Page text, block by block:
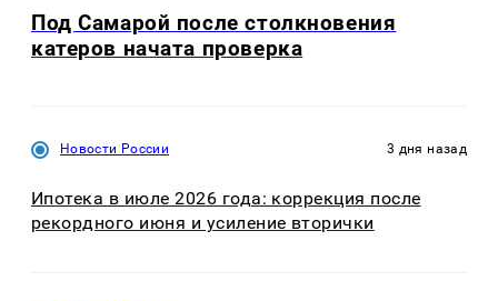
Под Самарой после столкновения
катеров начата проверка
Новости России 3 дня назад
Ипотека в июле 2026 года: коррекция после
рекордного июня и усиление вторички